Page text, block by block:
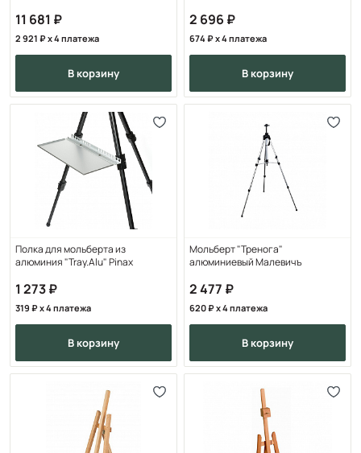
11 681
2 921 x 4 платежа
в корзину
2 696
674 x 4 платежа
в корзину
Полка для мольберта из
алюминия "Tray.Alu" Pinax
1 273
319 x 4 платежа
в корзину
Мольберт "Тренога"
алюминиевый Малевичъ
2 477
620 x 4 платежа
в корзину